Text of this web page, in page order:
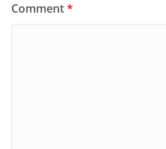
Comment*